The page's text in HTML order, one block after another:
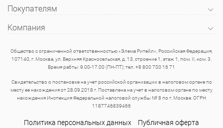
Покупателям
Компания
Общество с ограниченной ответственностью «Элема Ритейл», Российская Федерация,
107140, г. Москва, ул. Верхняя Красносельская, д. 13, строение 1, этаж 1, пом. II, ком. 3.
Время рабты: 9.00-17.00 (ПН-ПТ); тел. +8 800 700 16 71
Свидетельство о постановке на учет российской организации в налоговом органе по
месту ее нахождения от 28.09.2018 г. Поставлена на учет в налоговом органе по месту
нахождения Инспекция Федеральной налоговой службы № 8 по г. Москве. ОГРН
1187746839466
Политика персональных данных Публичная оферта